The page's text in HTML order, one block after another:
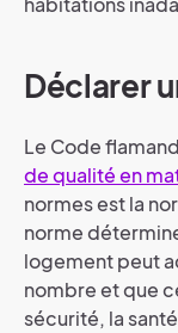
Déclarer
Le Code
de qualité en
normes est la
norme
logement peut
nombre et que
sécurité, la